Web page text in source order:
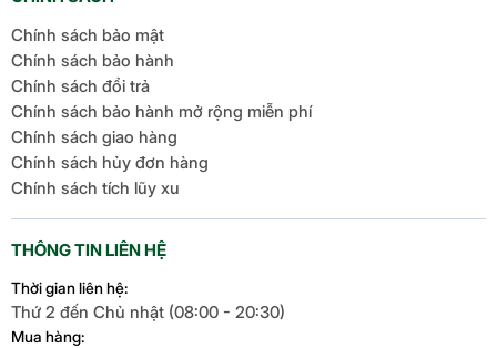
Chính sách bảo mật
Chính sách bảo hành
Chính sách đổi trả
Chính sách bảo hành mở rộng miễn phí
Chính sách giao hàng
Chính sách hủy đơn hàng
Chính sách tích lũy xu
THÔNG TIN LIÊN HỆ
Thời gian liên hệ:
Thứ 2 đến Chủ nhật (08:00 - 20:30)
Mua hàng: